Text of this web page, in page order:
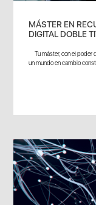
MÁSTER EN
DIGITAL DOBLE
Tu máster, con el poder
un mundo en cambio